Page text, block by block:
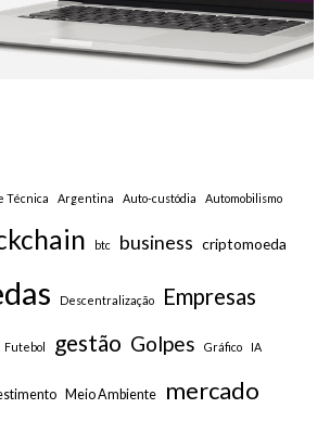
Técnica Argentina Auto-custódia Automobilismo
btc business criptomoeda
Descentralização Empresas
Futebol gestão Golpes Gráfico IA
Meio Ambiente mercado